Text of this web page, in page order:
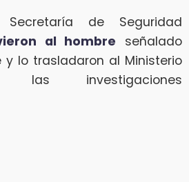
de Seguridad
al hombre señalado
y lo trasladaron al Ministerio
las investigaciones